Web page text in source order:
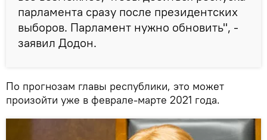
парламента сразу после президентских
выборов. Парламент нужно обновить", -
заявил Додон.
По прогнозам главы республики, это может
произойти уже в феврале-марте 2021 года.